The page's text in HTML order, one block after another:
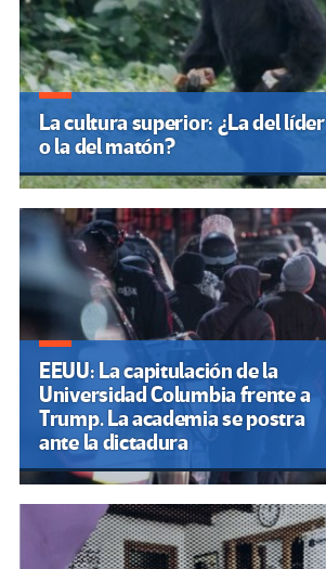
La cultura superior: ¿La del líder
o la del matón?
EEUU: La capitulación de la
Universidad Columbia frente a
Trump. La academia se postra
ante la dictadura